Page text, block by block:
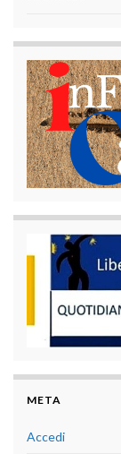
META
Accedi